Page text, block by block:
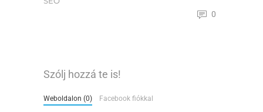
0
Szólj hozzá te is!
Weboldalon (0) Facebook fiókkal